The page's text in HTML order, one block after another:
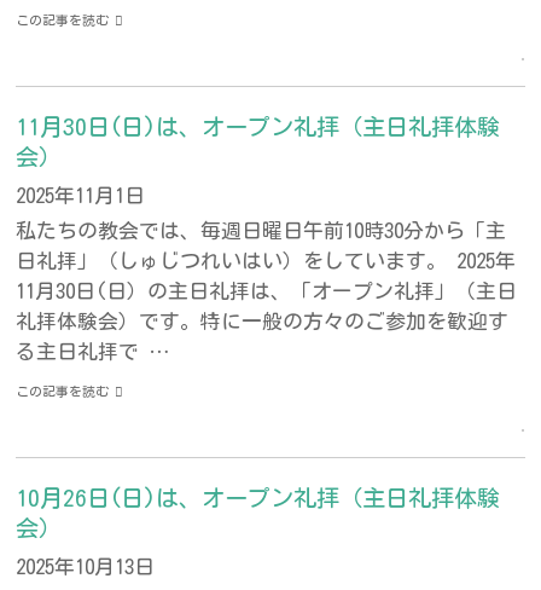
この記事を読む
11月30日(日)は、オープン礼拝（主日礼拝体験
会）
2025年11月1日
私たちの教会では、毎週日曜日午前10時30分から「主
日礼拝」（しゅじつれいはい）をしています。 2025年
11月30日(日）の主日礼拝は、「オープン礼拝」（主日
礼拝体験会）です。特に一般の方々のご参加を歓迎す
る主日礼拝で …
この記事を読む
10月26日(日)は、オープン礼拝（主日礼拝体験
会）
2025年10月13日